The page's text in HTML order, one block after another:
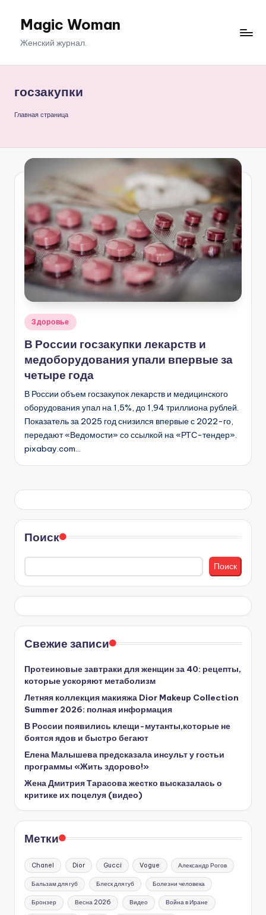
ПерейтиMagic Woman
Женский журнал.
госзакупки
Главная страница
Опубликовано
Здоровье
В России госзакупки лекарств и
медоборудования упали впервые за
четыре года
В России объем госзакупок лекарств и медицинского
оборудования упал на 1,5%, до 1,94 триллиона рублей.
Показатель за 2025 год снизился впервые с 2022-го,
передают «Ведомости» со ссылкой на «РТС-тендер».
pixabay.com…
Поиск
Поиск
Свежие записи
Протеиновые завтраки для женщин за 40: рецепты,
которые ускоряют метаболизм
Летняя коллекция макияжа Dior Makeup Collection
Summer 2026: полная информация
В России появились клещи-мутанты,которые не
боятся ядов и быстро бегают
Елена Малышева предсказала инсульт у гостьи
программы «Жить здорово!»
Жена Дмитрия Тарасова жестко высказалась о
критике их поцелуя (видео)
Метки
Chanel Dior Gucci Vogue Александр Рогов
Бальзам для губ Блеск для губ Болезни человека
Бронзер Весна 2026 Видео Война в Иране